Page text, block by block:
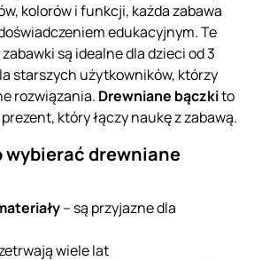
kolorów i funkcji, każda zabawa
edukacyjnym. Te
są idealne dla dzieci od 3
starszych użytkowników, którzy
rozwiązania. Drewniane bączkito
który łączy naukę z zabawą.
wybierać drewniane
– są przyjazne dla
wiele lat